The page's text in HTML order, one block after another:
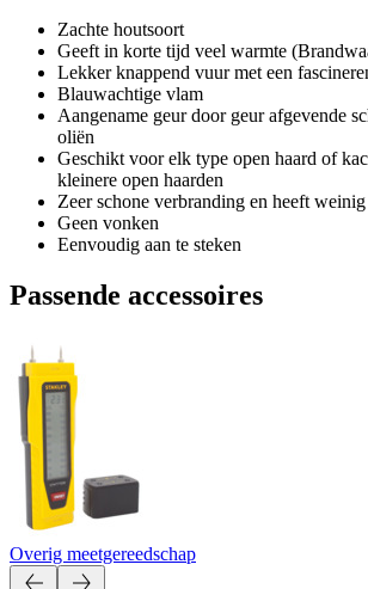
Zachte houtsoort
Geeft in korte tijd veel warmte
Lekker knappend vuur met een
Blauwachtige vlam
Aangename geur door geur afgevende
oliën
Geschikt voor elk type open haard of
kleinere open haarden
Zeer schone verbranding en heeft
Geen vonken
Eenvoudig aan te steken
Passende accessoires
Overig meetgereedschap